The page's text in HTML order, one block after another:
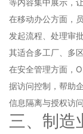
等内容集中展示，
在移动办公方面，
发起流程、处理审
其适合多工厂、多
在安全管理方面，
据访问控制，帮助
信息隔离与授权访
三、制造